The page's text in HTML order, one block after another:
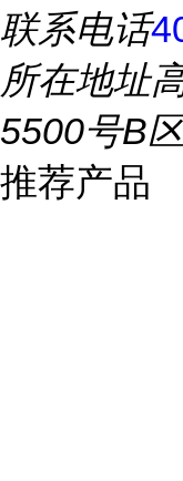
联系电话
所在地址
5500号B
推荐产品